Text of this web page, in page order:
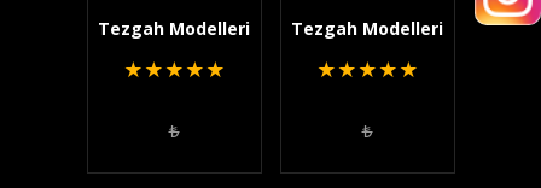
Tezgah Modelleri
★ ★ ★ ★ ★
₺
Tezgah Modelleri
★ ★ ★ ★ ★
₺